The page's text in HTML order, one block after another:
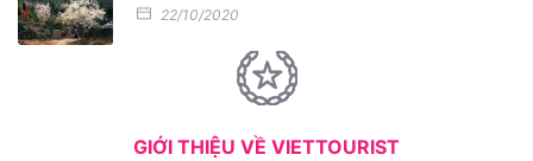
22/10/2020
GIỚI THIỆU VỀ VIETTOURIST